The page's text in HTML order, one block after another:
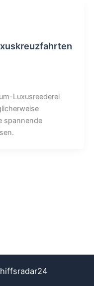
Luxusreederei
spannende